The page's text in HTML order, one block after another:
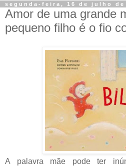
segunda-feira, 16 de julho de
Amor de uma grande
pequeno filho é o fio
A palavra mãe pode ter